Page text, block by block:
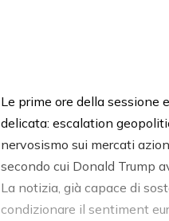
Le prime ore della sessione
delicata: escalation
nervosismo sui mercati
secondo cui Donald Trump
La notizia, già capace di
condizionare il sentiment